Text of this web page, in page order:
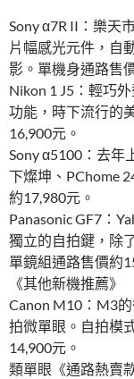
Sony α7R II：樂天
片幅感光元件，自
影。單機身通路售
Nikon 1 J5：輕巧
功能，時下流行的
16,900元。
Sony α5100：去年
下燦坤、PChome
約17,980元。
Panasonic GF7：
獨立的自拍鍵，除
單鏡組通路售價約
《其他新機推薦》
Canon M10：M3
拍微單眼。自拍模
14,900元。
類單眼《通路熱賣款